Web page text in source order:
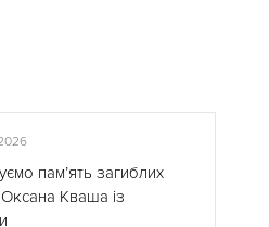
пам’ять загиблих
Оксана Кваша із